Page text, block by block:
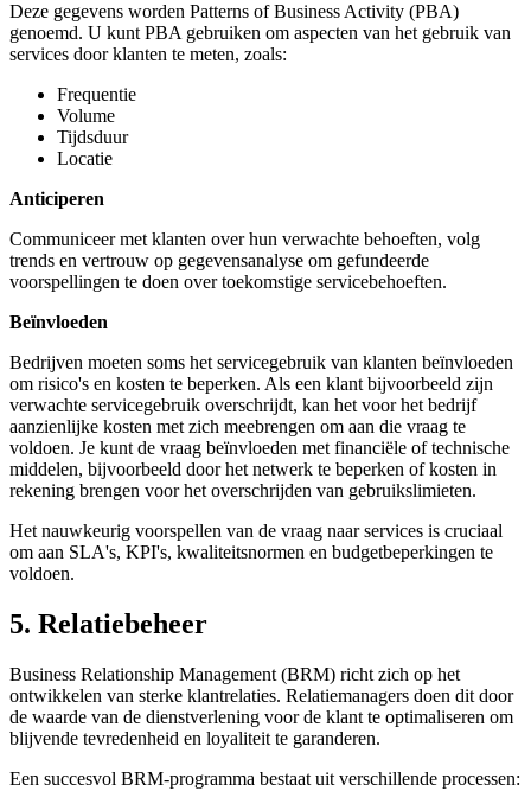
Deze gegevens worden Patterns of Business Activity (PBA)
genoemd. U kunt PBA gebruiken om aspecten van het gebruik van
services door klanten te meten, zoals:
Frequentie
Volume
Tijdsduur
Locatie
Anticiperen
Communiceer met klanten over hun verwachte behoeften, volg
trends en vertrouw op gegevensanalyse om gefundeerde
voorspellingen te doen over toekomstige servicebehoeften.
Beïnvloeden
Bedrijven moeten soms het servicegebruik van klanten beïnvloeden
om risico's en kosten te beperken. Als een klant bijvoorbeeld zijn
verwachte servicegebruik overschrijdt, kan het voor het bedrijf
aanzienlijke kosten met zich meebrengen om aan die vraag te
voldoen. Je kunt de vraag beïnvloeden met financiële of technische
middelen, bijvoorbeeld door het netwerk te beperken of kosten in
rekening brengen voor het overschrijden van gebruikslimieten.
Het nauwkeurig voorspellen van de vraag naar services is cruciaal
om aan SLA's, KPI's, kwaliteitsnormen en budgetbeperkingen te
voldoen.
5. Relatiebeheer
Business Relationship Management (BRM) richt zich op het
ontwikkelen van sterke klantrelaties. Relatiemanagers doen dit door
de waarde van de dienstverlening voor de klant te optimaliseren om
blijvende tevredenheid en loyaliteit te garanderen.
Een succesvol BRM-programma bestaat uit verschillende processen: